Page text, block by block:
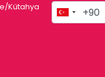
Kütahya